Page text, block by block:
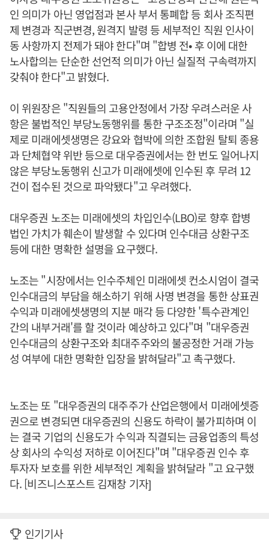
인 의미가 아닌 영업점과 본사 부서 통폐합 등 회사 조직편
제 변경과 직군변경, 원격지 발령 등 세부적인 직원 인사이
동 사항까지 전제가 돼야 한다"며 "합병 전• 후 이에 대한
노사합의는 단순한 선언적 의미가 아닌 실질적 구속력까지
갖춰야 한다"고 밝혔다.
이 위원장은 "직원들의 고용안정에서 가장 우려스러운 사
항은 불법적인 부당노동행위를 통한 구조조정"이라며 "실
제로 미래에셋생명은 강요와 협박에 의한 조합원 탈퇴 종용
과 단체협약 위반 등으로 대우증권에서는 한 번도 일어나지
않은 부당노동행위 신고가 미래에셋에 인수된 후 무려 12
건이 접수된 것으로 파악됐다"고 우려했다.
대우증권 노조는 미래에셋의 차입인수(LBO)로 향후 합병
법인 가치가 훼손이 발생할 수 있다며 인수대금 상환구조
등에 대한 명확한 설명을 요구했다.
노조는 "시장에서는 인수주체인 미래에셋 컨소시엄이 결국
인수대금의 부담을 해소하기 위해 사명 변경을 통한 상표권
수익과 미래에셋생명의 지분 매각 등 다양한 '특수관계인
간의 내부거래'를 할 것이라 예상하고 있다"며 "대우증권
인수대금의 상환구조와 최대주주와의 불공정한 거래 가능
성 여부에 대한 명확한 입장을 밝혀달라"고 촉구했다.
노조는 또 "대우증권의 대주주가 산업은행에서 미래에셋증
권으로 변경되면 대우증권의 신용도 하락이 불가피하며 이
는 결국 기업의 신용도가 수익과 직결되는 금융업종의 특성
상 회사의 수익성 저하로 이어진다"며 "대우증권 인수 후
투자자 보호를 위한 세부적인 계획을 밝혀달라 "고 요구했
다. [비즈니스포스트 김재창 기자]
인기기사